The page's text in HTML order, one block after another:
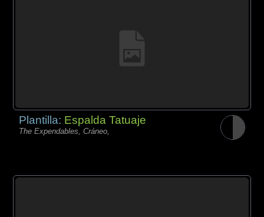
Plantilla: Espalda Tatuaje
The Expendables, Cráneo,